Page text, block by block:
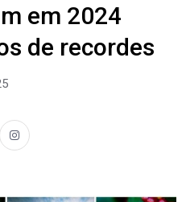
em 2024
de recordes